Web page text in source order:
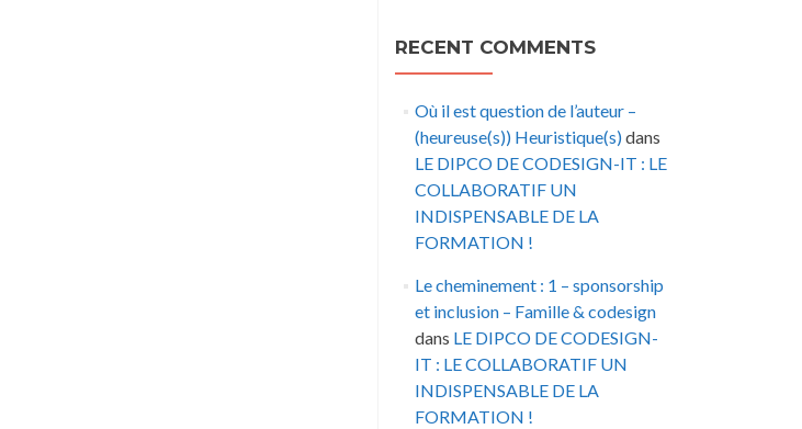
RECENT COMMENTS
Où il est question de l’auteur –
(heureuse(s)) Heuristique(s)dans
LE DIPCO DE CODESIGN-IT : LE
COLLABORATIF UN
INDISPENSABLE DE LA
FORMATION !
Le cheminement : 1 – sponsorship
et inclusion – Famille & codesign
dans LE DIPCO DE CODESIGN-
IT : LE COLLABORATIF UN
INDISPENSABLE DE LA
FORMATION !